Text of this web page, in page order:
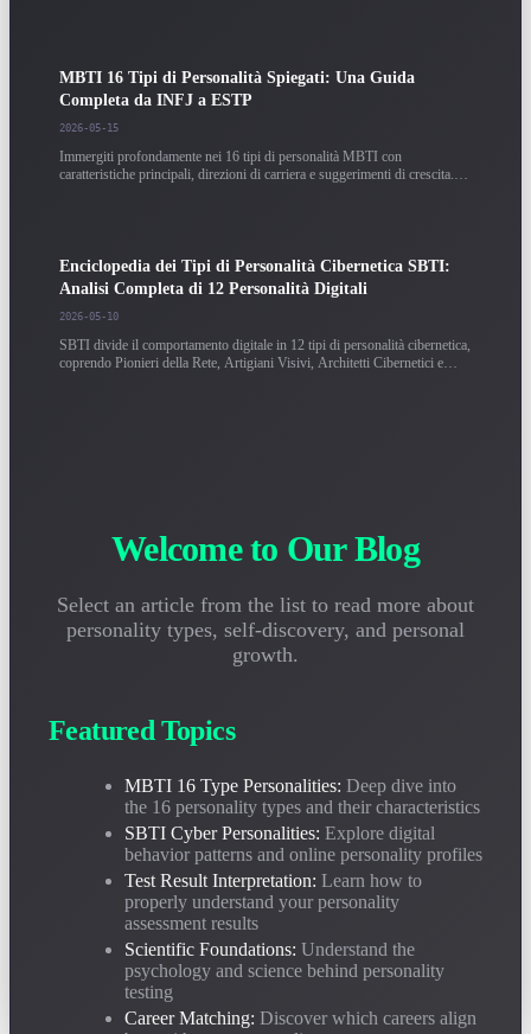
MBTI 16 Tipi di Personalità Spiegati: Una Guida
Completa da INFJ a ESTP
2026-05-15
Immergiti profondamente nei 16 tipi di personalità MBTI con
caratteristiche principali, direzioni di carriera e suggerimenti di crescita.
Enciclopedia dei Tipi di Personalità Cibernetica SBTI:
Analisi Completa di 12 Personalità Digitali
2026-05-10
SBTI divide il comportamento digitale in 12 tipi di personalità cibernetica,
coprendo Pionieri della Rete, Artigiani Visivi, Architetti Cibernetici e
Incerto su come interpretare il tuo rapporto di test di personalità? Questa
guida ti insegna come comprendere correttamente i risultati MBTI e
personalità.
I Test di Personalità Sono Scientifici? Analisi
2026-04-28
obiettivamente la base scientifica e i limiti applicabili di MBTI e SBTI da
tre dimensioni: psicologia junghiana, scienza del comportamento e dati di
Guida all'Abbinamento Carriera-Personalità MBTI:
Quali Lavori Sono Migliori per Ognuno dei 16 Tipi?
Qual è il migliore per INTJ? Quali posizioni si adattano a ENFP? Basato
su oltre 200.000 campioni di carriera, analisi dettagliata delle direzioni di
carriera ottimali e dei tassi di abbinamento del lavoro dei 16 tipi MBTI.
Welcome to Our Blog
Select an article from the list to read more about
personality types, self-discovery, and personal
growth.
Featured Topics
MBTI 16 Type Personalities: Deep dive into
the 16 personality types and their characteristics
SBTI Cyber Personalities: Explore digital
behavior patterns and online personality profiles
Test Result Interpretation: Learn how to
properly understand your personality
assessment results
Scientific Foundations: Understand the
psychology and science behind personality
testing
Career Matching: Discover which careers align